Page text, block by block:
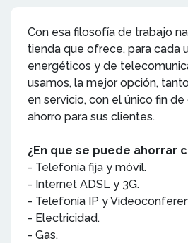
Con esa filosofía de trabajo
tienda que ofrece, para cada
energéticos y de
usamos, la mejor opción,
en servicio, con el único fin
ahorro para sus clientes.
¿En que se puede ahorrar
- Telefonía fija y móvil.
- Internet ADSL y 3G.
- Telefonía IP y
- Electricidad.
- Gas.